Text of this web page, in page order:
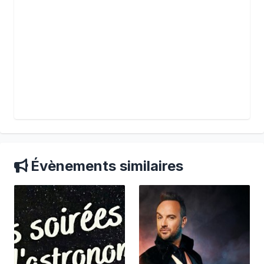
Évènements similaires